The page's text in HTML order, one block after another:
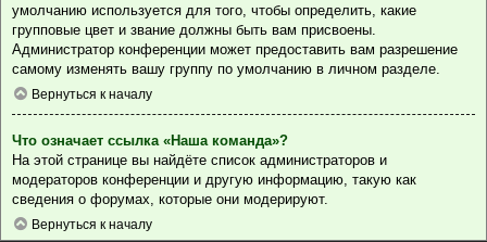
умолчанию используется для того, чтобы определить, какие
групповые цвет и звание должны быть вам присвоены.
Администратор конференции может предоставить вам разрешение
самому изменять вашу группу по умолчанию в личном разделе.
Вернуться к началу
Что означает ссылка «Наша команда»?
На этой странице вы найдёте список администраторов и
модераторов конференции и другую информацию, такую как
сведения о форумах, которые они модерируют.
Вернуться к началу